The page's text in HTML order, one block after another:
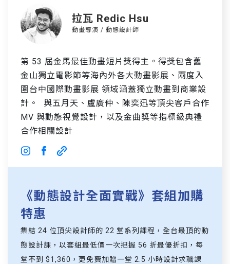
拉瓦 Redic Hsu
動畫導演 / 動態設計師
第 53 屆金馬最佳動畫短片獎得主。得獎包含舊
金山獨立電影節等海內外各大動畫影展、兩度入
圍台中國際動畫影展 領域涵蓋獨立動畫到商業設
計。 與五月天、盧廣仲、陳奕迅等頂尖客戶合作
MV 與動態視覺設計，以及金曲獎等指標級典禮
合作相關設計
《動態設計全面實戰》套組加購
特惠
集結 24 位頂尖設計師的 22 堂系列課程，全台最頂的動
態設計課，以套組最低價一次把握 56 折最優折扣，每
堂不到 $1,360，更免費加贈一堂 2.5 小時設計求職課